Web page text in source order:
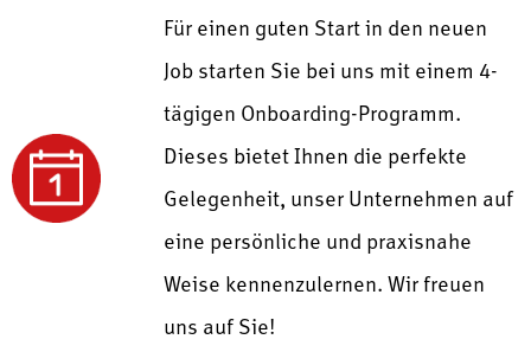
Für einen guten Start in den neuen
Job starten Sie bei uns mit einem 4-
tägigen Onboarding-Programm.
Dieses bietet Ihnen die perfekte
Gelegenheit, unser Unternehmen auf
eine persönliche und praxisnahe
Weise kennenzulernen.Wir freuen
uns auf Sie!